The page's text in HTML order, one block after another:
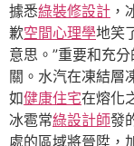
據悉綠裝修設計 ，
歉空間心理學地笑
意思。”重要和充
關。水汽在凍結層
如健康住宅在熔化
冰雹常綠設計師發
處的區域將晉陞，